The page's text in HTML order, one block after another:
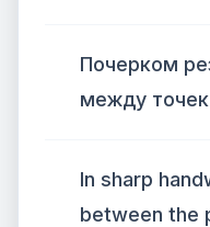
Почерком
между точек
In sharp
between the